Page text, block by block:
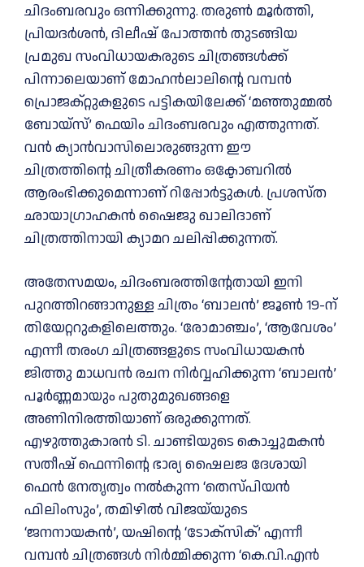
ചിദംബരവും ഒന്നിക്കുന്നു. തരുൺ മൂർത്തി,
പ്രിയദർശൻ, ദിലീഷ് പോത്തൻ തുടങ്ങിയ
പ്രമുഖ സംവിധായകരുടെ ചിത്രങ്ങൾക്ക്
പിന്നാലെയാണ് മോഹൻലാലിന്റെ വമ്പൻ
പ്രൊജക്റ്റുകളുടെ പട്ടികയിലേക്ക് ‘മഞ്ഞുമ്മൽ
ബോയ്‌സ്’ ഫെയിം ചിദംബരവും എത്തുന്നത്.
വൻ ക്യാൻവാസിലൊരുങ്ങുന്ന ഈ
ചിത്രത്തിന്റെ ചിത്രീകരണം ഒക്ടോബറിൽ
ആരംഭിക്കുമെന്നാണ് റിപ്പോർട്ടുകൾ. പ്രശസ്ത
ഛായാഗ്രാഹകൻ ഷൈജു ഖാലിദാണ്
ചിത്രത്തിനായി ക്യാമറ ചലിപ്പിക്കുന്നത്.
അതേസമയം, ചിദംബരത്തിന്റേതായി ഇനി
പുറത്തിറങ്ങാനുള്ള ചിത്രം ‘ബാലൻ’ ജൂൺ 19-ന്
തിയേറ്ററുകളിലെത്തും. ‘രോമാഞ്ചം’, ‘ആവേശം’
എന്നീ തരംഗ ചിത്രങ്ങളുടെ സംവിധായകൻ
ജിത്തു മാധവൻ രചന നിർവ്വഹിക്കുന്ന ‘ബാലൻ’
പൂർണ്ണമായും പുതുമുഖങ്ങളെ
അണിനിരത്തിയാണ് ഒരുക്കുന്നത്.
എഴുത്തുകാരൻ ടി. ചാണ്ടിയുടെ കൊച്ചുമകൻ
സതീഷ് ഫെന്നിന്റെ ഭാര്യ ഷൈലജ ദേശായി
ഫെൻ നേതൃത്വം നൽകുന്ന ‘തെസ്പിയൻ
ഫിലിംസും’, തമിഴിൽ വിജയ്‌യുടെ
‘ജനനായകൻ’, യഷിന്റെ ‘ടോക്സിക്’ എന്നീ
വമ്പൻ ചിത്രങ്ങൾ നിർമ്മിക്കുന്ന ‘കെ.വി.എൻ